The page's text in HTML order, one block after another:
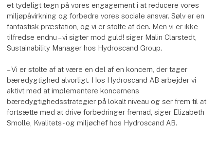
et tydeligt tegn på vores engagement i at reducere vores
miljøpåvirkning og forbedre vores sociale ansvar. Sølv er en
fantastisk præstation, og vi er stolte af den. Men vi er ikke
tilfredse endnu – vi sigter mod guld! siger Malin Clarstedt,
Sustainability Manager hos Hydroscand Group.
– Vi er stolte af at være en del af en koncern, der tager
bæredygtighed alvorligt. Hos Hydroscand AB arbejder vi
aktivt med at implementere koncernens
bæredygtighedsstrategier på lokalt niveau og ser frem til at
fortsætte med at drive forbedringer fremad, siger Elizabeth
Smolle, Kvalitets- og miljøchef hos Hydroscand AB.